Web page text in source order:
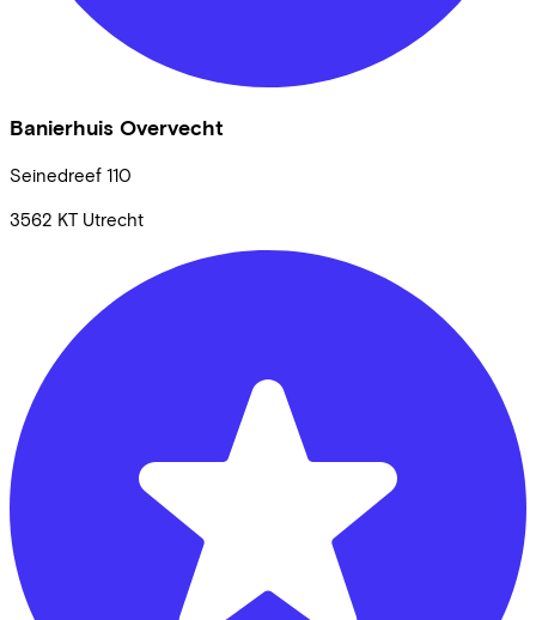
Banierhuis Overvecht
Seinedreef 110
3562 KT Utrecht